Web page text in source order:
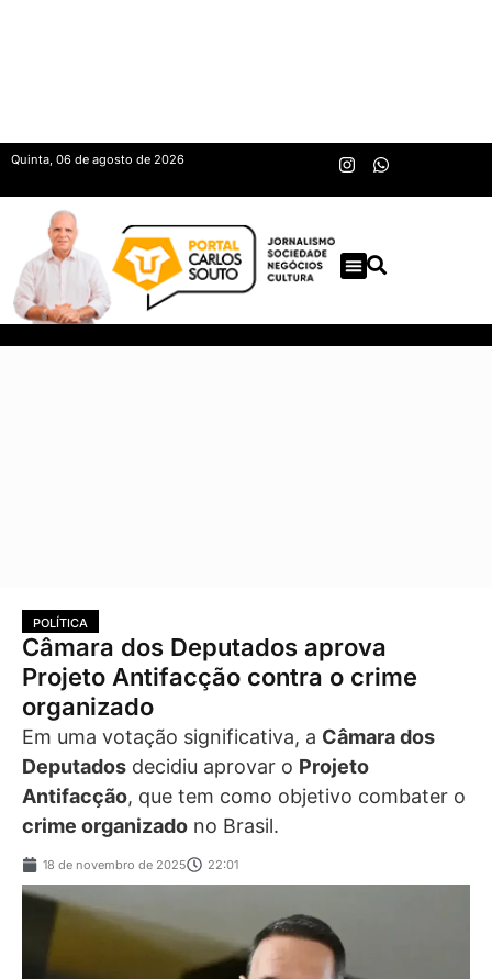
Quinta, 06 de agosto de 2026
POLÍTICA
Câmara dos Deputados aprova
Projeto Antifacção contra o crime
organizado
Em uma votação significativa, a Câmara dos
Deputados decidiu aprovar o Projeto
Antifacção, que tem como objetivo combater o
crime organizado no Brasil.
18 de novembro de 2025 22:01